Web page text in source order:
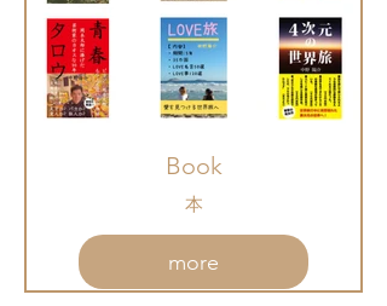
Book
本
more